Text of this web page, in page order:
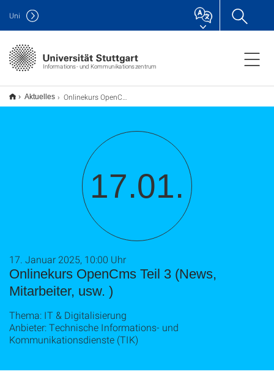
Informations- und Kommunikationszentrum
Uni
Aktuelles Onlinekurs OpenCms Teil 3 (News, Mitarbeiter, usw. )
17.01.
Onlinekurs OpenCms Teil 3 (News,
Mitarbeiter, usw. )
17. Januar 2025, 10:00 Uhr
Thema: IT & Digitalisierung
Anbieter: Technische Informations- und
Kommunikationsdienste (TIK)